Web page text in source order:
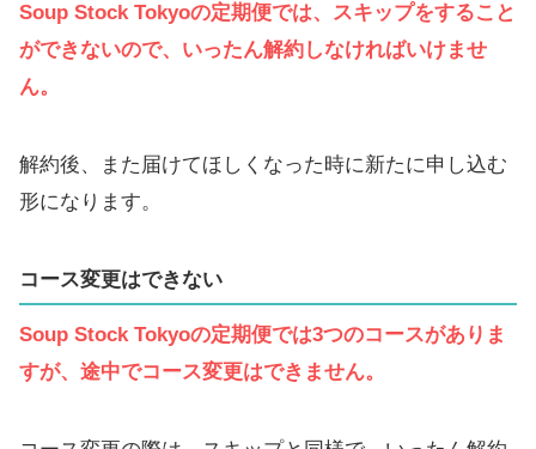
Soup Stock Tokyoの定期便では、スキップをすること
ができないので、いったん解約しなければいけませ
ん。
解約後、また届けてほしくなった時に新たに申し込む
形になります。
コース変更はできない
Soup Stock Tokyoの定期便では3つのコースがありま
すが、途中でコース変更はできません。